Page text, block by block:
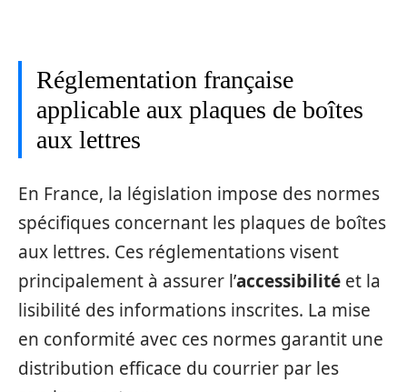
Réglementation française
applicable aux plaques de boîtes
aux lettres
En France, la législation impose des normes
spécifiques concernant les plaques de boîtes
aux lettres. Ces réglementations visent
principalement à assurer l’accessibilité et la
lisibilité des informations inscrites. La mise
en conformité avec ces normes garantit une
distribution efficace du courrier par les